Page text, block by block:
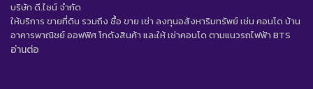
บริษัท ดี.ไซน์ จํากัด
ให้บริการ ขายที่ดิน รวมถึง ซื้อ ขาย เช่า ลงทุนอสังหาริมทรัพย์ เช่น คอนโด บ้าน
อาคารพาณิชย์ ออฟฟิศ โกดังสินค้า และให้ เช่าคอนโด ตามแนวรถไฟฟ้า BTS
อ่านต่อ